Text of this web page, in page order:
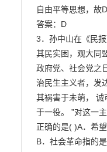
自由平等思想，故
答案：D
3．孙中山在《民报
其民实困，观大同
政府党、社会党之
治民生主义者，发
其祸害于未萌， 诚
于一役。 ”对这一
正确的是( )A．希
B．社会革命指的